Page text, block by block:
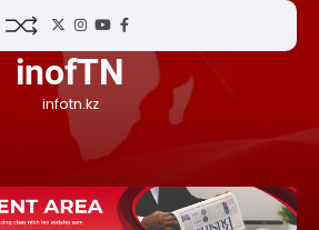
TwitterInstagram
YouTubeFacebook
inofTN
infotn.kz